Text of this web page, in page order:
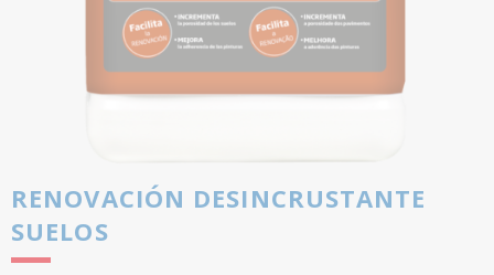
RENOVACIÓN DESINCRUSTANTE
SUELOS